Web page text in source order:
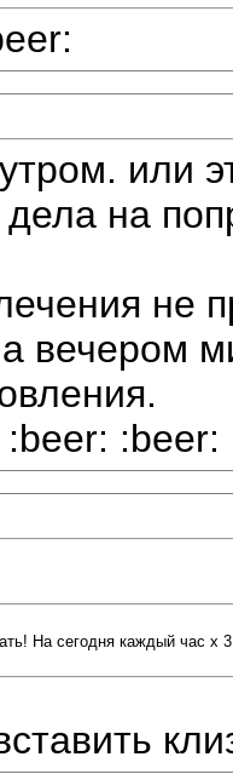
или
дела на
не
вечером
:beer:
На сегодня каждый час х